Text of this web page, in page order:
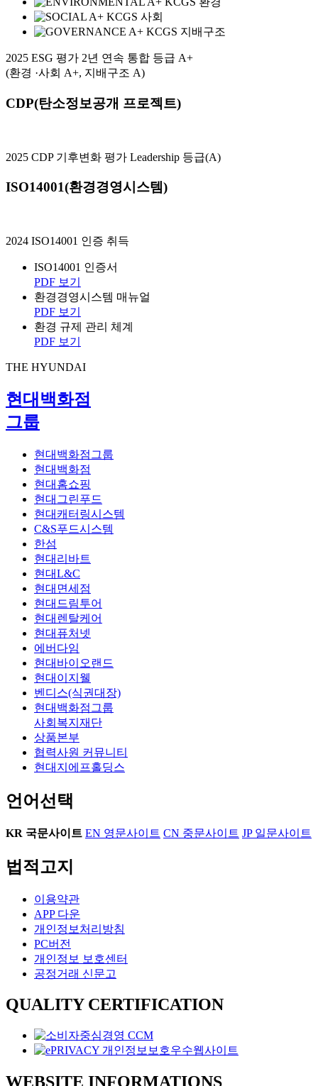
사회
지배구조
2025 ESG 평가 2년 연속 통합 등급 A+
(환경 ·사회 A+, 지배구조 A)
CDP(탄소정보공개 프로젝트)
2025 CDP 기후변화 평가 Leadership 등급(A)
ISO14001(환경경영시스템)
2024 ISO14001 인증 취득
ISO14001 인증서
PDF 보기
환경경영시스템 매뉴얼
PDF 보기
환경 규제 관리 체계
PDF 보기
THE HYUNDAI
현대백화점
그룹
현대백화점그룹
현대백화점
현대홈쇼핑
현대그린푸드
현대캐터링시스템
C&S푸드시스템
한섬
현대리바트
현대L&C
현대면세점
현대드림투어
현대렌탈케어
현대퓨처넷
에버다임
현대바이오랜드
현대이지웰
벤디스(식권대장)
현대백화점그룹
사회복지재단
상품본부
협력사원 커뮤니티
현대지에프홀딩스
언어선택
KR 국문사이트 EN 영문사이트 CN 중문사이트 JP일문사이트
법적고지
이용약관
APP 다운
개인정보처리방침
PC버전
개인정보 보호센터
공정거래 신문고
QUALITY CERTIFICATION
WEBSITE INFORMATIONS